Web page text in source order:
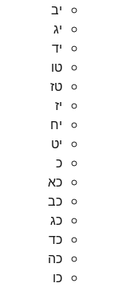
יב
יג
יד
טו
טז
יז
יח
יט
כ
כא
כב
כג
כד
כה
כו